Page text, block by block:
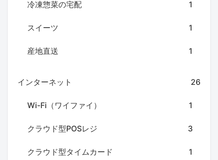
冷凍惣菜の宅配 1
スイーツ 1
産地直送 1
インターネット 26
Wi-Fi（ワイファイ） 1
クラウド型POSレジ 3
クラウド型タイムカード 1